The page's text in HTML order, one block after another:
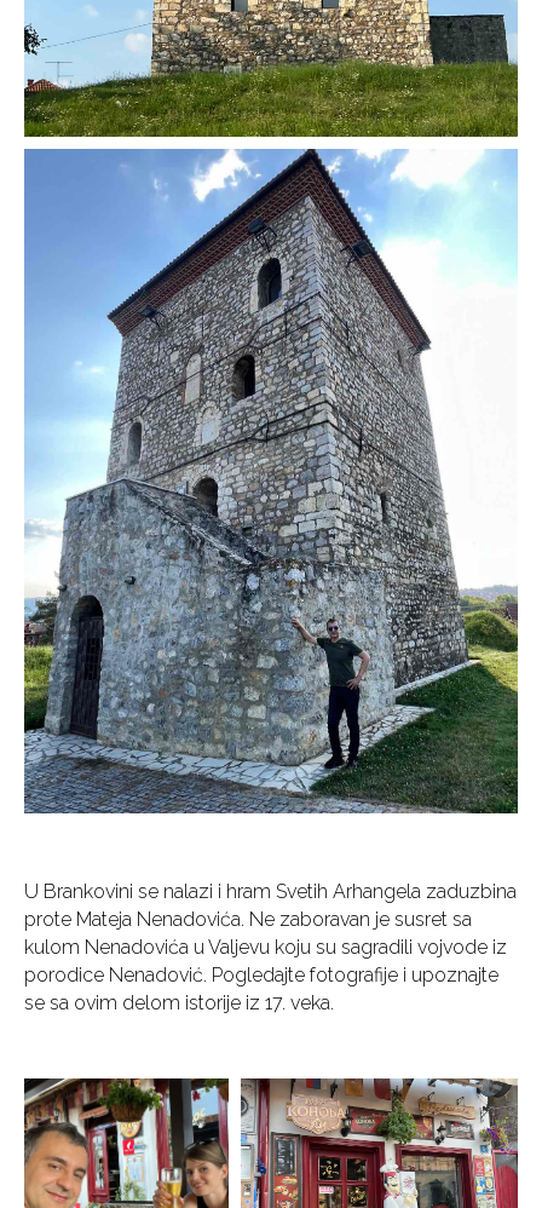
U Brankovini se nalazi i hram Svetih Arhangela zaduzbina
prote Mateja Nenadovića. Ne zaboravan je susret sa
kulom Nenadovića u Valjevu koju su sagradili vojvode iz
porodice Nenadović. Pogledajte fotografije i upoznajte
se sa ovim delom istorije iz 17. veka.